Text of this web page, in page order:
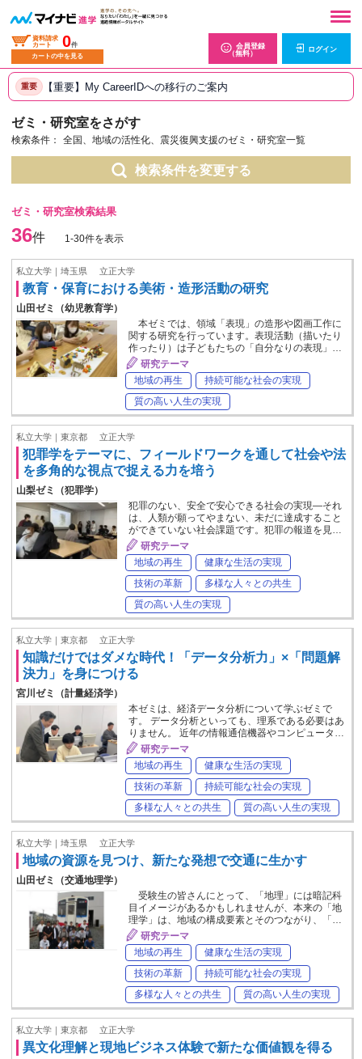
資料請求
カート
0件
カートの中を見る
会員登録
（無料）
ログイン
重要 【重要】My CareerIDへの移行のご案内
ゼミ・研究室をさがす
検索条件： 全国、地域の活性化、震災復興支援のゼミ・研究室一覧
検索条件を変更する
ゼミ・研究室検索結果
36件 1-30件を表示
私立大学｜埼玉県 立正大学
教育・保育における美術・造形活動の研究
山田ゼミ（幼児教育学）
本ゼミでは、領域「表現」の造形や図画工作に
関する研究を行っています。表現活動（描いたり
作ったり）は子どもたちの「自分なりの表現」…
研究テーマ
地域の再生
持続可能な社会の実現
質の高い人生の実現
私立大学｜東京都 立正大学
犯罪学をテーマに、フィールドワークを通して社会や法
を多角的な視点で捉える力を培う
山梨ゼミ（犯罪学）
犯罪のない、安全で安心できる社会の実現―それ
は、人類が願ってやまない、未だに達成すること
ができていない社会課題です。犯罪の報道を見…
研究テーマ
地域の再生
健康な生活の実現
技術の革新
多様な人々との共生
質の高い人生の実現
私立大学｜東京都 立正大学
知識だけではダメな時代！「データ分析力」×「問題解
決力」を身につける
宮川ゼミ（計量経済学）
本ゼミは、経済データ分析について学ぶゼミで
す。 データ分析といっても、理系である必要はあ
りません。 近年の情報通信機器やコンピュータ…
研究テーマ
地域の再生
健康な生活の実現
技術の革新
持続可能な社会の実現
多様な人々との共生
質の高い人生の実現
私立大学｜埼玉県 立正大学
地域の資源を見つけ、新たな発想で交通に生かす
山田ゼミ（交通地理学）
受験生の皆さんにとって、「地理」には暗記科
目イメージがあるかもしれませんが、本来の「地
理学」は、地域の構成要素とそのつながり、「…
研究テーマ
地域の再生
健康な生活の実現
技術の革新
持続可能な社会の実現
多様な人々との共生
質の高い人生の実現
私立大学｜東京都 立正大学
異文化理解と現地ビジネス体験で新たな価値観を得る